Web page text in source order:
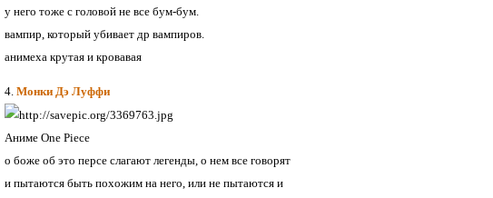
у него тоже с головой не все бум-бум.
вампир, который убивает др вампиров.
анимеха крутая и кровавая
4. Монки Дэ Луффи
Аниме One Piece
о боже об это персе слагают легенды, о нем все говорят
и пытаются быть похожим на него, или не пытаются и